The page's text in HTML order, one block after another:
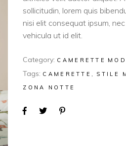
sollicitudin, lorem quis
nisi elit consequat ipsum,
vehicula ut id elit.
Category: CAMERETTE
Tags: CAMERETTE
STILE
ZONA NOTTE